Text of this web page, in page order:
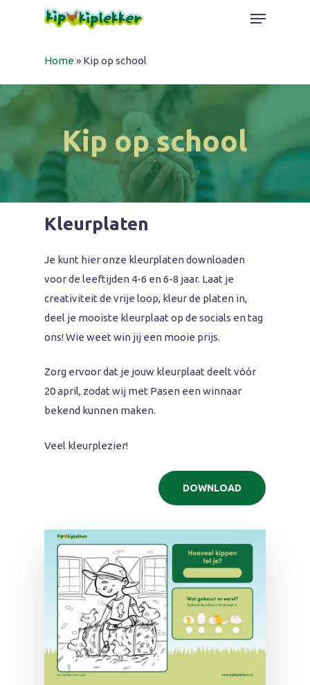
Menu
Home» Kip op school
Kip op school
Kleurplaten
Je kunt hier onze kleurplaten downloaden
voor de leeftijden 4-6 en 6-8 jaar. Laat je
creativiteit de vrije loop, kleur de platen in,
deel je mooiste kleurplaat op de socials en tag
ons! Wie weet win jij een mooie prijs.
Zorg ervoor dat je jouw kleurplaat deelt vóór
20 april, zodat wij met Pasen een winnaar
bekend kunnen maken.
Veel kleurplezier!
DOWNLOAD